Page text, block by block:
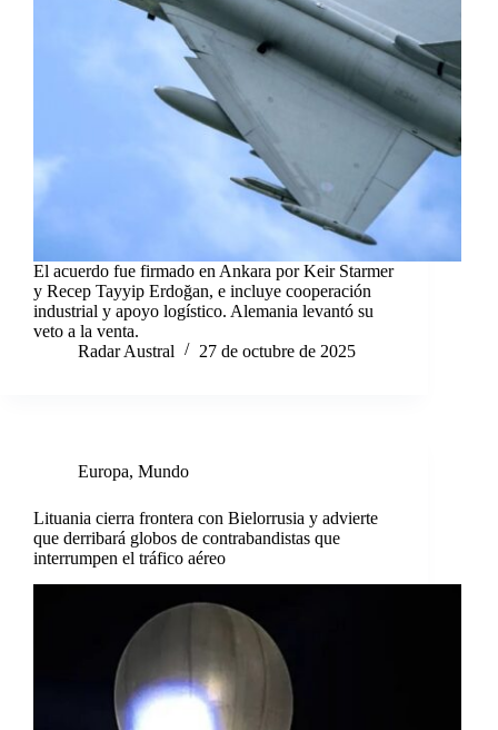
El acuerdo fue firmado en Ankara por Keir Starmer
y Recep Tayyip Erdoğan, e incluye cooperación
industrial y apoyo logístico. Alemania levantó su
veto a la venta.
Radar Austral
27 de octubre de 2025
Europa, Mundo
Lituania cierra frontera con Bielorrusia y advierte
que derribará globos de contrabandistas que
interrumpen el tráfico aéreo